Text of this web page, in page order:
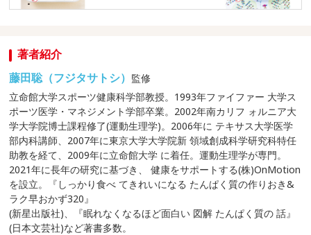
著者紹介
藤田聡（フジタサトシ） 監修
立命館大学スポーツ健康科学部教授。1993年ファイファー 大学ス
ポーツ医学・マネジメント学部卒業。2002年南カリフ ォルニア大
学大学院博士課程修了(運動生理学)。2006年に テキサス大学医学
部内科講師、2007年に東京大学大学院新 領域創成科学研究科特任
助教を経て、2009年に立命館大学 に着任。運動生理学が専門。
2021年に長年の研究に基づき、 健康をサポートする(株)OnMotion
を設立。『しっかり食べ てきれいになる たんぱく質の作りおき&
ラク早おかず320』
(新星出版社)、『眠れなくなるほど面白い 図解 たんぱく質の 話』
(日本文芸社)など著書多数。